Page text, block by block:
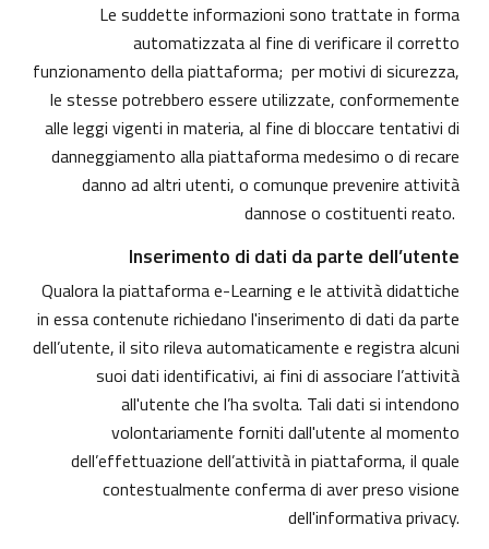
Le suddette informazioni sono trattate in forma
automatizzata al fine di verificare il corretto
funzionamento della piattaforma; per motivi di sicurezza,
le stesse potrebbero essere utilizzate, conformemente
alle leggi vigenti in materia, al fine di bloccare tentativi di
danneggiamento alla piattaforma medesimo o di recare
danno ad altri utenti, o comunque prevenire attività
dannose o costituenti reato.
Inserimento di dati da parte dell’utente
Qualora la piattaforma e-Learning e le attività didattiche
in essa contenute richiedano l'inserimento di dati da parte
dell’utente, il sito rileva automaticamente e registra alcuni
suoi dati identificativi, ai fini di associare l’attività
all'utente che l’ha svolta. Tali dati si intendono
volontariamente forniti dall'utente al momento
dell’effettuazione dell’attività in piattaforma, il quale
contestualmente conferma di aver preso visione
dell'informativa privacy.